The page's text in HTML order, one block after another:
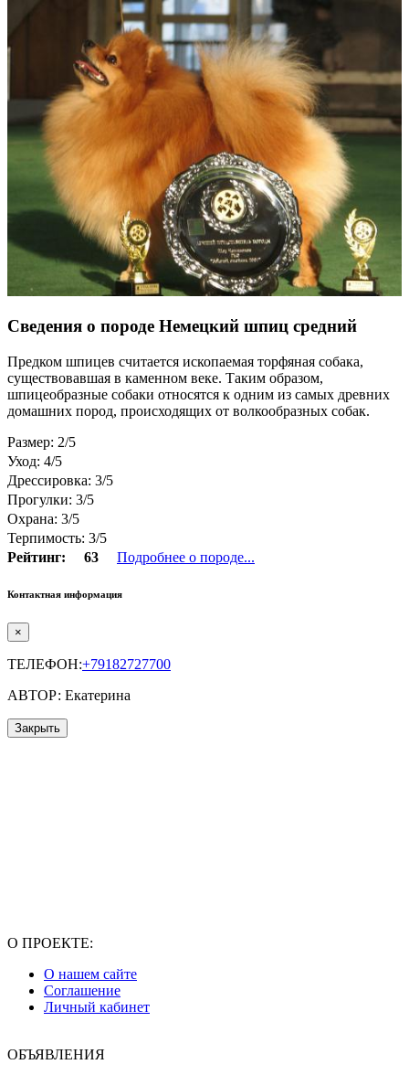
Сведения о породе Немецкий шпиц средний
Предком шпицев считается ископаемая торфяная собака,
существовавшая в каменном веке. Таким образом,
шпицеобразные собаки относятся к одним из самых древних
домашних пород, происходящих от волкообразных собак.
Размер: 2/5
Уход: 4/5
Дрессировка: 3/5
Прогулки: 3/5
Охрана: 3/5
Терпимость: 3/5
Рейтинг:
63 Подробнее о породе...
Контактная информация
×
ТЕЛЕФОН:+79182727700
АВТОР: Екатерина
Закрыть
О ПРОЕКТЕ:
О нашем сайте
Соглашение
Личный кабинет
ОБЪЯВЛЕНИЯ